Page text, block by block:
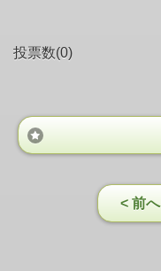
投票数(0)
< 前へ